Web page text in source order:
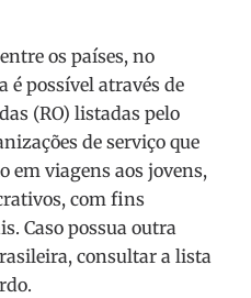
os países, no
é possível através de
(RO) listadas pelo
de serviço que
em viagens aos jovens,
com fins
Caso possua outra
consultar a lista